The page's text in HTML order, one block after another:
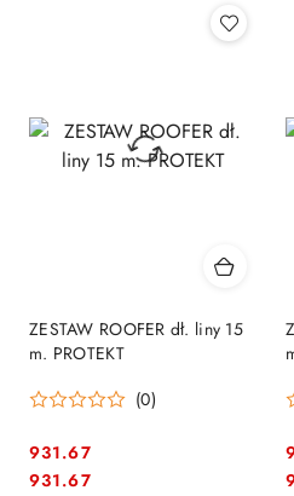
ZESTAW ROOFER dł. liny 15
m. PROTEKT
(0)
Cena:
931.67
Cena:
931.67